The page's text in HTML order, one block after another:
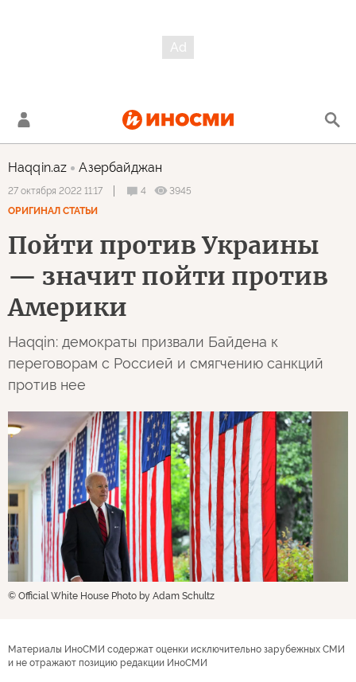
Haqqin.az Азербайджан
27 октября 2022 11:17 4
3945
ОРИГИНАЛ СТАТЬИ
Пойти против Украины
— значит пойти против
Америки
Haqqin: демократы призвали Байдена к
переговорам с Россией и смягчению санкций
против нее
© Official White House Photo by Adam Schultz
Материалы ИноСМИ содержат оценки исключительно зарубежных СМИ
и не отражают позицию редакции ИноСМИ